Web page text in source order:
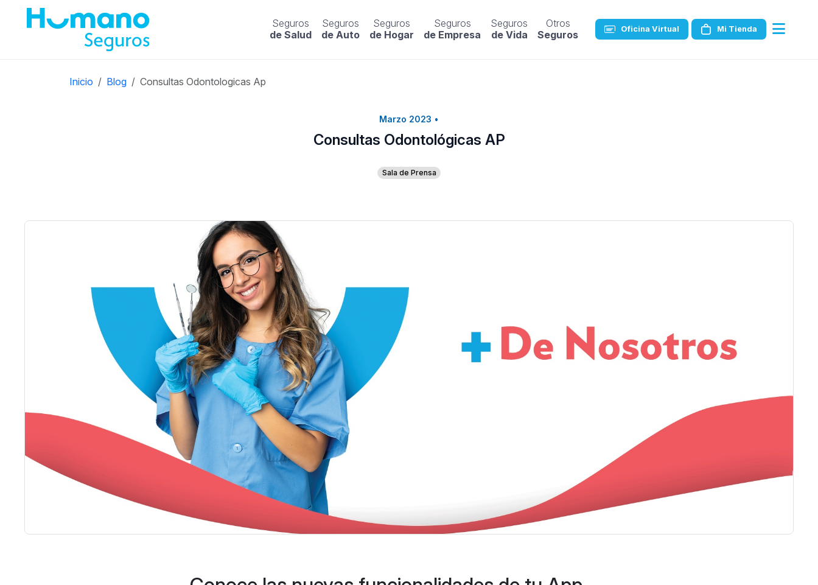
Seguros
de Salud
Seguros
de Auto
Seguros
de Hogar
Seguros
de Empresa
Seguros
de Vida
Otros
Seguros
Oficina Virtual Mi Tienda
Inicio Blog Consultas Odontologicas Ap
Marzo 2023 •
Consultas Odontológicas AP
Sala de Prensa